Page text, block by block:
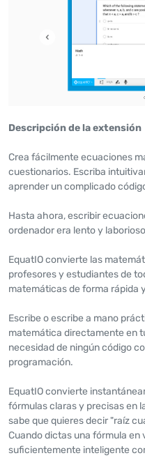
Descripción de la extensión
Crea fácilmente ecuaciones
cuestionarios. Escriba
aprender un complicado
Hasta ahora, escribir
ordenador era lento y
EquatIO convierte las
profesores y estudiantes de
matemáticas de forma rápida
Escribe o escribe a mano
matemática directamente en
necesidad de ningún código
programación.
EquatIO convierte
fórmulas claras y precisas en
sabe que quieres decir "raíz
Cuando dictas una fórmula en
suficientemente inteligente